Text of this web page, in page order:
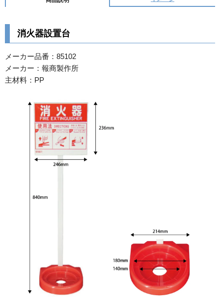
消火器設置台
メーカー品番：85102
メーカー：報商製作所
主材料：PP